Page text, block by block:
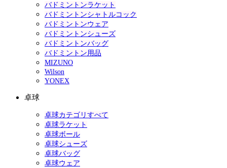
バドミントンラケット
バドミントンシャトルコック
バドミントンウェア
バドミントンシューズ
バドミントンバッグ
バドミントン用品
MIZUNO
Wilson
YONEX
卓球
卓球カテゴリすべて
卓球ラケット
卓球ボール
卓球シューズ
卓球バッグ
卓球ウェア